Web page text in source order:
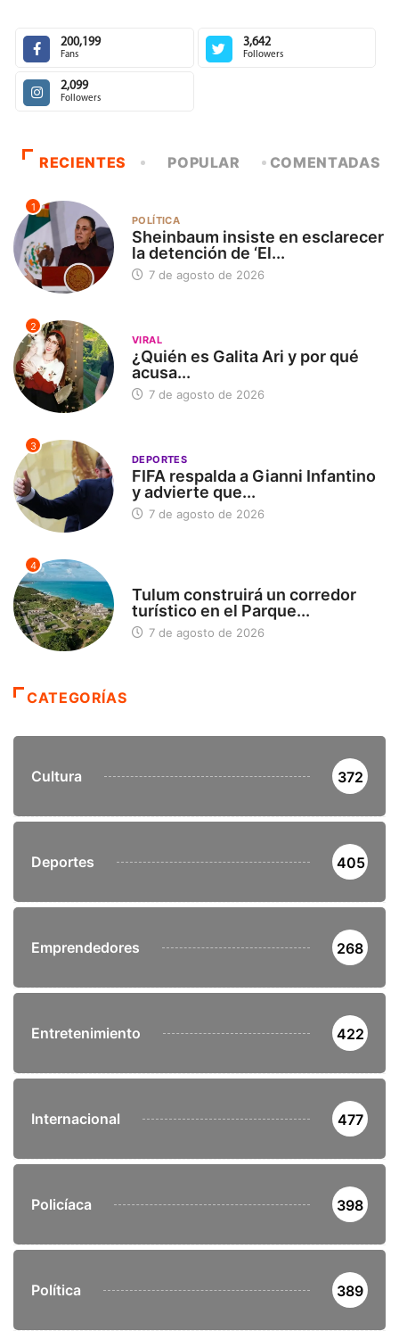
200,199
Fans
3,642
Followers
2,099
Followers
RECIENTES POPULAR COMENTADAS
1
POLÍTICA
Sheinbaum insiste en esclarecer
la detención de ‘El...
7 de agosto de 2026
2
VIRAL
¿Quién es Galita Ari y por qué
acusa...
7 de agosto de 2026
3
DEPORTES
FIFA respalda a Gianni Infantino
y advierte que...
7 de agosto de 2026
4
Tulum construirá un corredor
turístico en el Parque...
7 de agosto de 2026
CATEGORÍAS
Cultura 372
Deportes 405
Emprendedores 268
Entretenimiento 422
Internacional 477
Policíaca 398
Política 389